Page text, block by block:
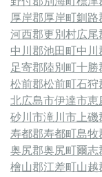
厚岸郡厚岸町釧路
河西郡更別村広
中川郡池田町中川
足寄郡陸別町十勝
松前郡松前町石狩
北広島市伊達市恵
砂川市滝川市 上
寿都郡寿都町島牧
奥尻郡奥尻町爾志
檜山郡江差町山越